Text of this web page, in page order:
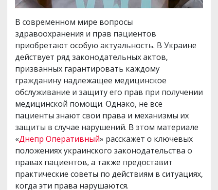
В современном мире вопросы
здравоохранения и прав пациентов
приобретают особую актуальность. В Украине
действует ряд законодательных актов,
призванных гарантировать каждому
гражданину надлежащее медицинское
обслуживание и защиту его прав при получении
медицинской помощи. Однако, не все
пациенты знают свои права и механизмы их
защиты в случае нарушений. В этом материале
«Днепр Оперативный» расскажет о ключевых
положениях украинского законодательства о
правах пациентов, а также предоставит
практические советы по действиям в ситуациях,
когда эти права нарушаются.